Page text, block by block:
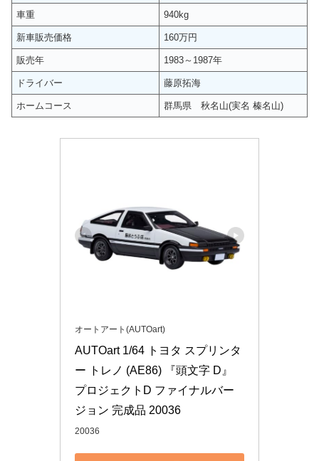
車重 940kg
新車販売価格 160万円
販売年 1983～1987年
ドライバー 藤原拓海
ホームコース 群馬県 秋名山(実名 榛名山)
オートアート(AUTOart)
AUTOart 1/64 トヨタ スプリンタ
ー トレノ (AE86) 『頭文字 D』
プロジェクトD ファイナルバー
ジョン 完成品 20036
20036